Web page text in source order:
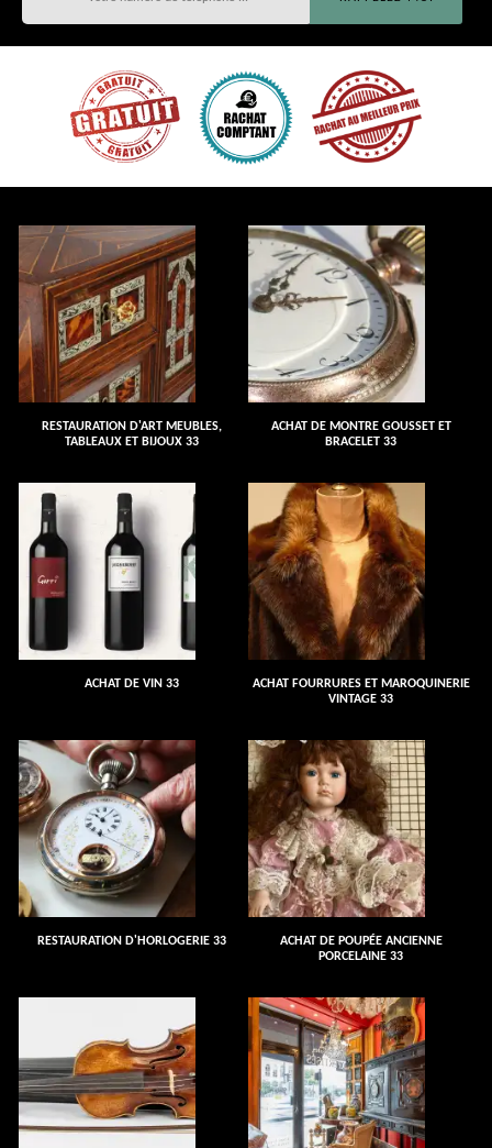
RESTAURATION D'ART MEUBLES,
TABLEAUX ET BIJOUX 33
ACHAT DE MONTRE GOUSSET ET
BRACELET 33
ACHAT DE VIN 33
ACHAT FOURRURES ET MAROQUINERIE
VINTAGE 33
RESTAURATION D'HORLOGERIE 33
ACHAT DE POUPÉE ANCIENNE
PORCELAINE 33